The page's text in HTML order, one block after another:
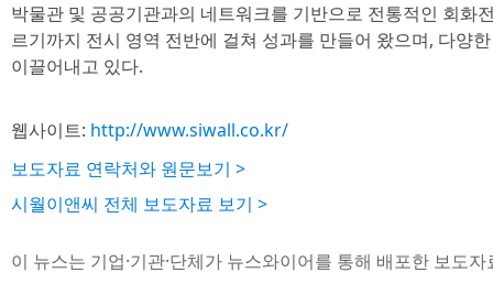
박물관 및 공공기관과의 네트워크를 기반으로 전통적인 회화
르기까지 전시 영역 전반에 걸쳐 성과를 만들어 왔으며, 다양
이끌어내고 있다.
웹사이트: http://www.siwall.co.kr/
보도자료 연락처와 원문보기 >
시월이앤씨 전체 보도자료 보기 >
이 뉴스는 기업·기관·단체가 뉴스와이어를 통해 배포한 보도